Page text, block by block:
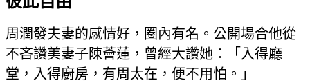
周潤發夫妻的感情好，圈內有名。公開場合他從
不吝讚美妻子陳薈蓮，曾經大讚她：「入得廳
堂，入得廚房，有周太在，便不用怕。」